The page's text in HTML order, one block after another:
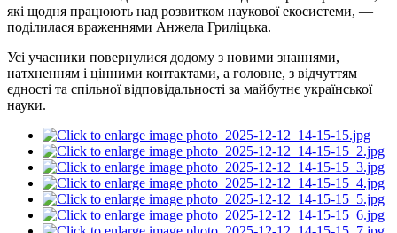
які щодня працюють над розвитком наукової екосистеми, —
поділилася враженнями Анжела Гриліцька.
Усі учасники повернулися додому з новими знаннями,
натхненням і цінними контактами, а головне, з відчуттям
єдності та спільної відповідальності за майбутнє української
науки.